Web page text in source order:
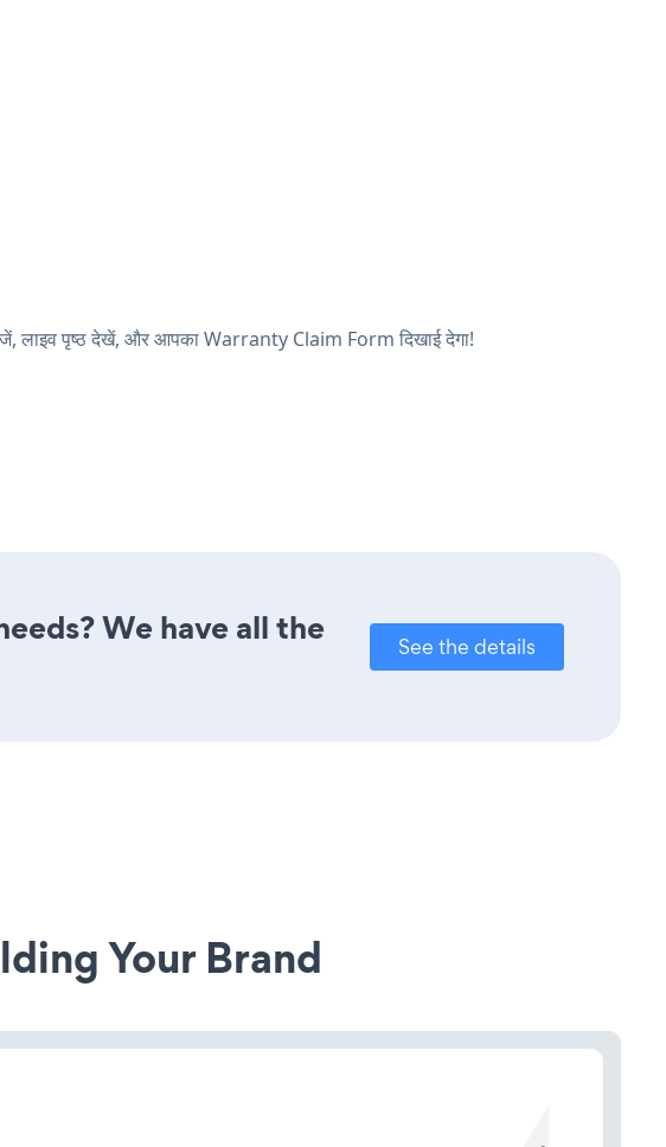
लाइव पृष्ठ देखें, और आपका Warranty Claim Form दिखाई देगा!
We have all the
See the details
Your Brand